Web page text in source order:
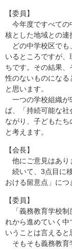
【委員】
今年度ですべての
核とした地域との連
どの中学校区でも
いるところですが
ちです。その結果
性のないものにな
と思います。
一つの学校組織が
ば、「持続可能な
ながり、子どもた
と考えます。
【会長】
他にご意見はあり
続いて、3点目に
おける留意点」につ
【委員】
「義務教育学校制
れから進めていく中
いうことは言えると
そもそも義務教育